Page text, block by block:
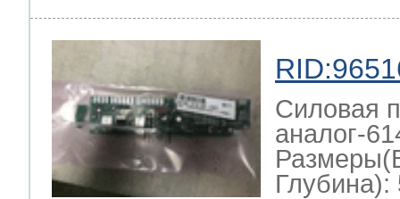
Силовая
аналог-
Глубина):